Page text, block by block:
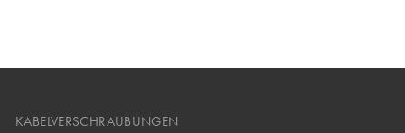
KABELVERSCHRAUBUNGEN